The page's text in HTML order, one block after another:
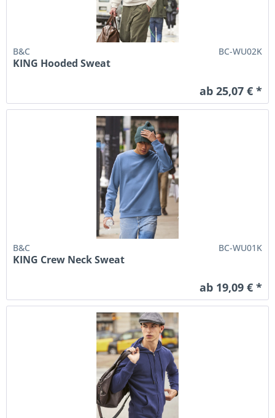
B&C BC-WU02K
KING Hooded Sweat
ab 25,07 € *
B&C BC-WU01K
KING Crew Neck Sweat
ab 19,09 € *